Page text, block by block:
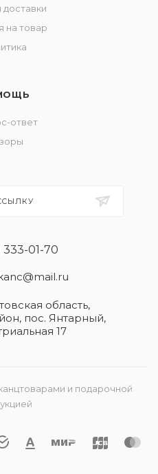
доставки
на товар
ответ
333-01-70
область​,
пос. Янтарный,
17
и подарочной